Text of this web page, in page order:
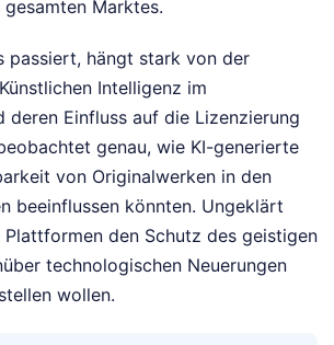
Marktes.
passiert, hängt stark von der
Intelligenz im
deren Einfluss auf die Lizenzierung
genau, wie KI-generierte
von Originalwerken in den
beeinflussen könnten. Ungeklärt
den Schutz des geistigen
technologischen Neuerungen
wollen.